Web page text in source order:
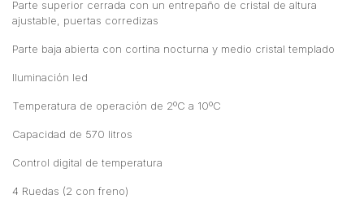
Parte superior cerrada con un entrepaño de cristal de altura
ajustable, puertas corredizas
Parte baja abierta con cortina nocturna y medio cristal templado
Iluminación led
Temperatura de operación de 2ºC a 10ºC
Capacidad de 570 litros
Control digital de temperatura
4 Ruedas (2 con freno)